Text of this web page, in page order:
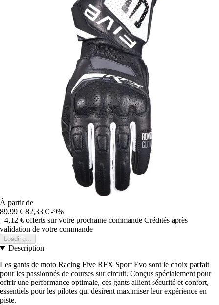
À partir de
89,99 € 82,33 € -9%
+4,12 € offerts sur votre prochaine commande Crédités après
validation de votre commande
Loading...
Description
Les gants de moto Racing Five RFX Sport Evo sont le choix parfait
pour les passionnés de courses sur circuit. Conçus spécialement pour
offrir une performance optimale, ces gants allient sécurité et confort,
essentiels pour les pilotes qui désirent maximiser leur expérience en
piste.